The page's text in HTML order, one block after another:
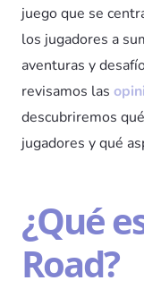
juego que se
los jugadores a
aventuras y
revisamos las
descubriremos
jugadores y qué
¿Qué
Road?